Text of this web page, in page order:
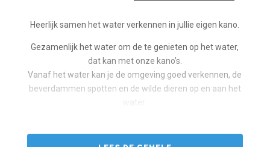
Heerlijk samen het water verkennen in jullie eigen kano.
Gezamenlijk het water om de te genieten op het water,
dat kan met onze kano’s.
Vanaf het water kan je de omgeving goed verkennen, de
beverdammen spotten en de wilde dieren op en aan het
water.